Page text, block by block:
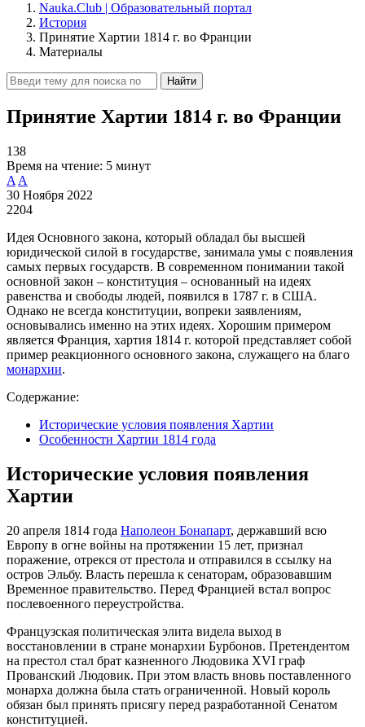
Nauka.Club | Образовательный портал
История
Принятие Хартии 1814 г. во Франции
Материалы
Найти
Принятие Хартии 1814 г. во Франции
138
Время на чтение: 5 минут
A A
30 Ноября 2022
2204
Идея Основного закона, который обладал бы высшей
юридической силой в государстве, занимала умы с появления
самых первых государств. В современном понимании такой
основной закон – конституция – основанный на идеях
равенства и свободы людей, появился в 1787 г. в США.
Однако не всегда конституции, вопреки заявлениям,
основывались именно на этих идеях. Хорошим примером
является Франция, хартия 1814 г. которой представляет собой
пример реакционного основного закона, служащего на благо
монархии.
Содержание:
Исторические условия появления Хартии
Особенности Хартии 1814 года
Исторические условия появления
Хартии
20 апреля 1814 года Наполеон Бонапарт, державший всю
Европу в огне войны на протяжении 15 лет, признал
поражение, отрекся от престола и отправился в ссылку на
остров Эльбу. Власть перешла к сенаторам, образовавшим
Временное правительство. Перед Францией встал вопрос
послевоенного переустройства.
Французская политическая элита видела выход в
восстановлении в стране монархии Бурбонов. Претендентом
на престол стал брат казненного Людовика XVI граф
Прованский Людовик. При этом власть вновь поставленного
монарха должна была стать ограниченной. Новый король
обязан был принять присягу перед разработанной Сенатом
конституцией.